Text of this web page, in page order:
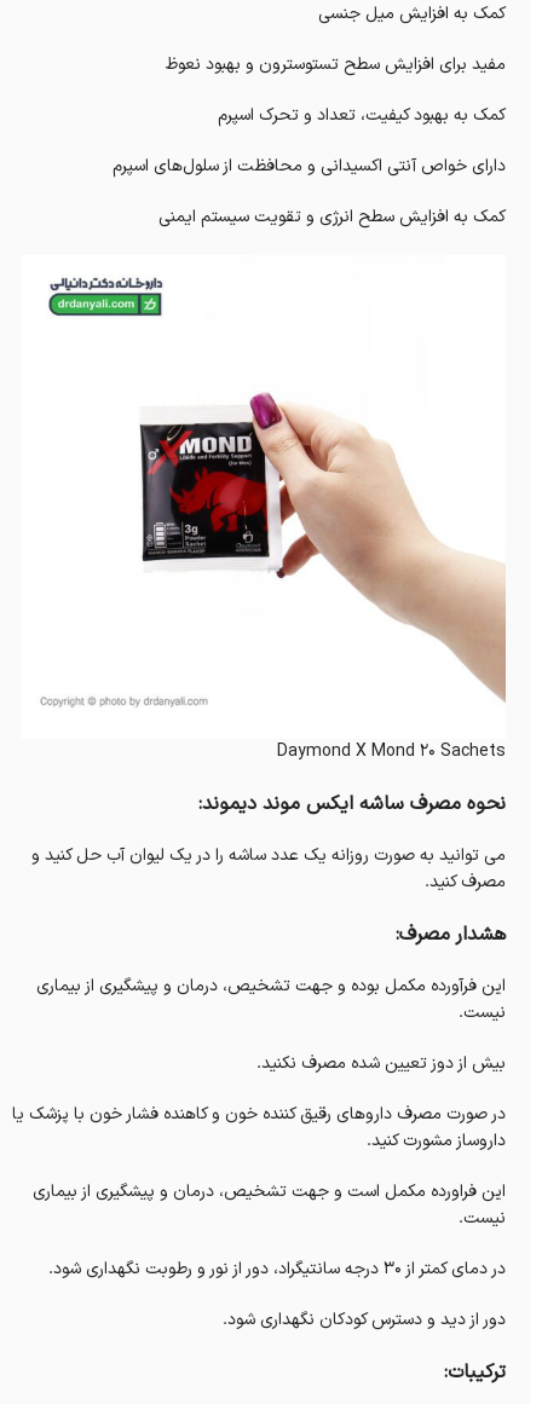
کمک به افزایش میل جنسی
مفید برای افزایش سطح تستوسترون و بهبود نعوظ
کمک به بهبود کیفیت، تعداد و تحرک اسپرم
دارای خواص آنتی اکسیدانی و محافظت از سلول‌های اسپرم
کمک به افزایش سطح انرژی و تقویت سیستم ایمنی
Daymond X Mond ۲۰ Sachets
نحوه مصرف ساشه ایکس موند دیموند:
می توانید به صورت روزانه یک عدد ساشه را در یک لیوان آب حل کنید و
مصرف کنید.
هشدار مصرف:
این فرآورده مکمل بوده و جهت تشخیص، درمان و پیشگیری از بیماری
نیست.
بیش از دوز تعیین شده مصرف نکنید.
در صورت مصرف داروهای رقیق کننده خون و کاهنده فشار خون با پزشک یا
داروساز مشورت کنید.
این فراورده مکمل است و جهت تشخیص، درمان و پیشگیری از بیماری
نیست.
در دمای کمتر از 30 درجه سانتیگراد، دور از نور و رطوبت نگهداری شود.
دور از دید و دسترس کودکان نگهداری شود.
ترکیبات: